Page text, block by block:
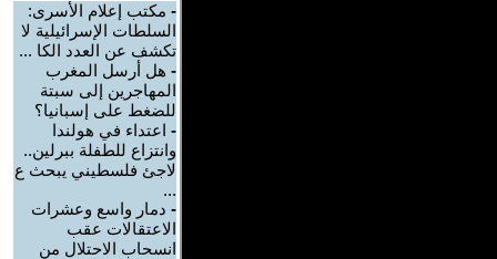
- مكتب إعلام الأسرى:
السلطات الإسرائيلية لا
تكشف عن العدد الكا ...
- هل أرسل المغرب
المهاجرين إلى سبتة
للضغط على إسبانيا؟
- اعتداء في هولندا
وانتزاع للطفلة ببرلين..
لاجئ فلسطيني يبحث ع
...
- دمار واسع وعشرات
الاعتقالات عقب
انسحاب الاحتلال من